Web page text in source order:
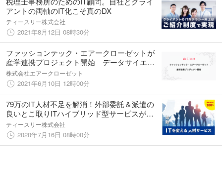
アントの両軸のIT化こそ真のDX
ティースリー株式会社
2021年8月12日 08時30分
ファッションテック・エアークローゼットが
産学連携プロジェクト開始 データサイエン
ス人材の育成を通して、ファッション業界の
変革を推進
株式会社エアークローゼット
2021年6月10日 12時00分
79万のIT人材不足を解消！外部委託＆派遣の
良いとこ取りITハイブリッド型サービスが７
月より本格始動
ティースリー株式会社
2020年7月16日 08時00分